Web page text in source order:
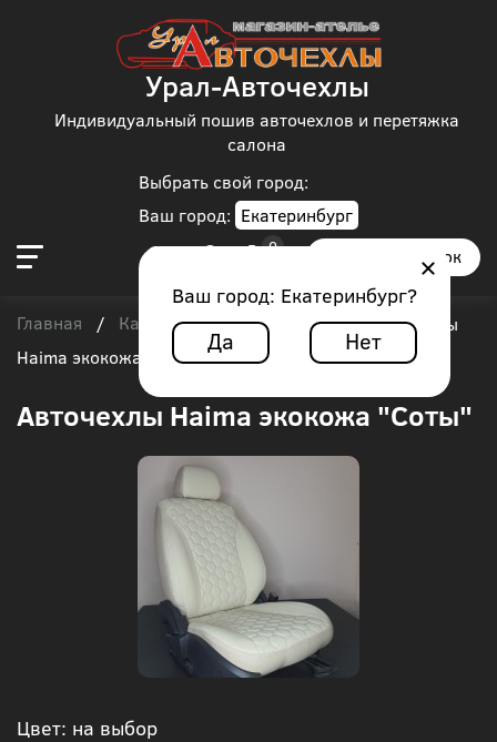
Выбрать свой город:
Ваш город: Екатеринбург
Ваш город: Екатеринбург?
Да Нет
Урал-Авточехлы
Индивидуальный пошив авточехлов и перетяжка
салона
Заказать звонок
Главная / Каталог чехлов / Haima / Авточехлы
Haima экокожа "Соты"
Авточехлы Haima экокожа "Соты"
Цвет: на выбор